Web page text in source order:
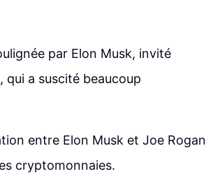
par Elon Musk, invité
qui a suscité beaucoup
entre Elon Musk et Joe Rogan
cryptomonnaies.